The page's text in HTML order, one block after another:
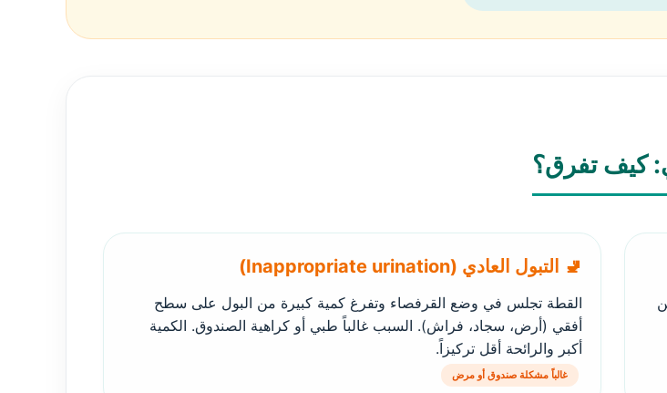
كيف تفرق؟
🚽 التبول العادي (Inappropriate urination)
القطة تجلس في وضع القرفصاء وتفرغ كمية كبيرة من البول على سطح
أفقي (أرض، سجاد، فراش). السبب غالباً طبي أو كراهية الصندوق. الكمية
أكبر والرائحة أقل تركيزاً.
غالباً مشكلة صندوق أو مرض